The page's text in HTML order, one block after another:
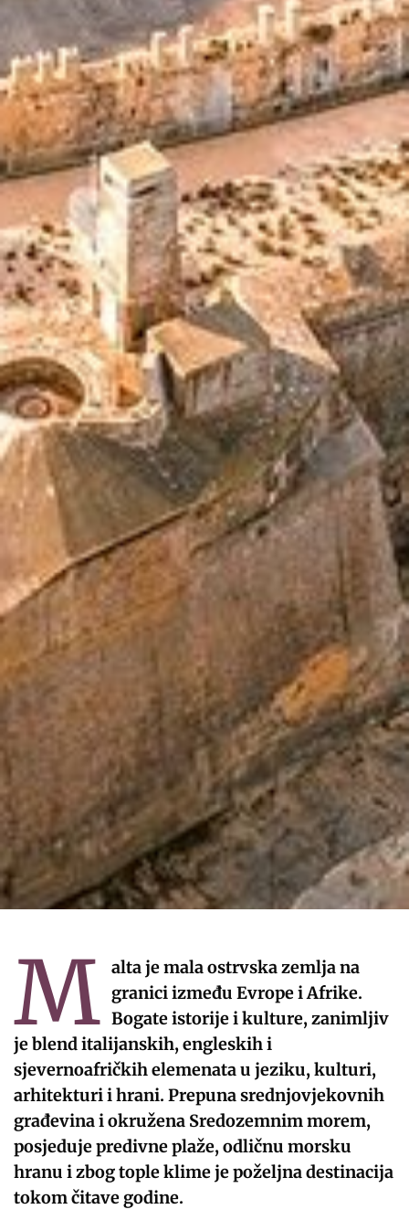
M alta je mala ostrvska zemlja na
granici između Evrope i Afrike.
Bogate istorije i kulture, zanimljiv
je blend italijanskih, engleskih i
sjevernoafričkih elemenata u jeziku, kulturi,
arhitekturi i hrani. Prepuna srednjovjekovnih
građevina i okružena Sredozemnim morem,
posjeduje predivne plaže, odličnu morsku
hranu i zbog tople klime je poželjna destinacija
tokom čitave godine.